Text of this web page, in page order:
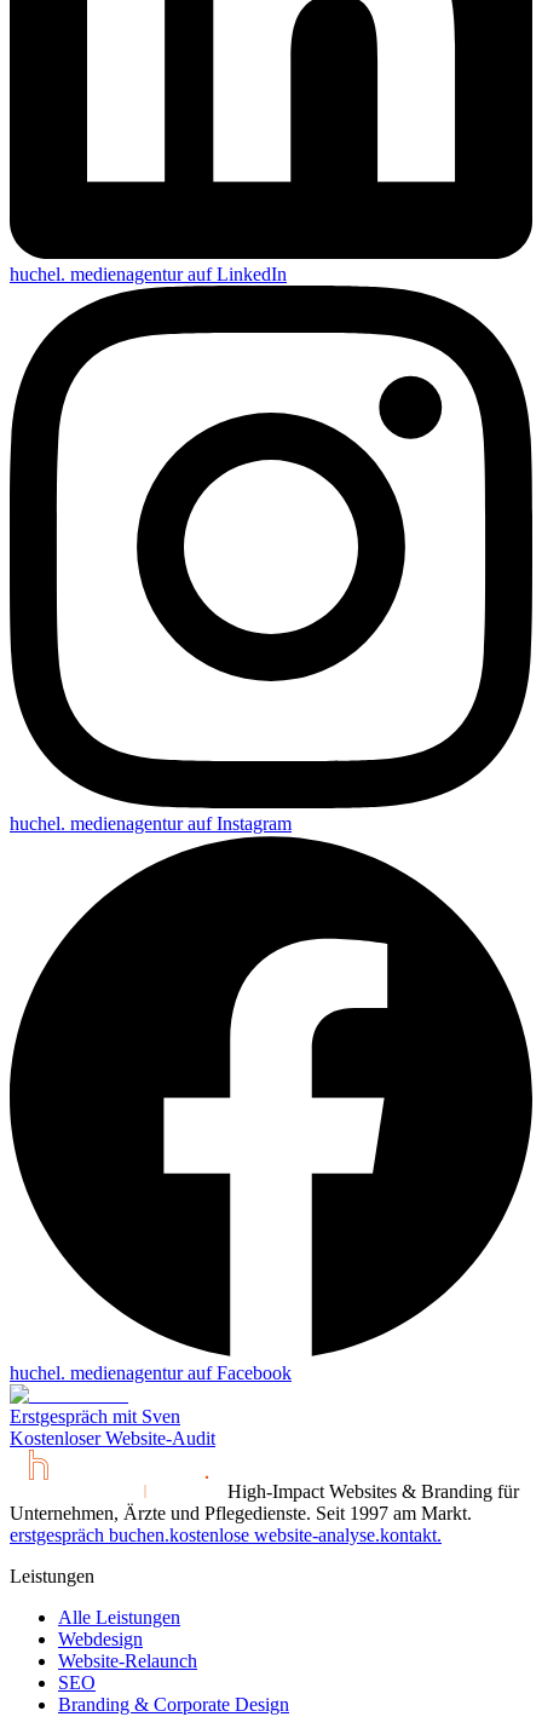
huchel. medienagentur aufLinkedIn
huchel. medienagentur aufInstagram
huchel. medienagentur aufFacebook
Erstgespräch mit Sven
Kostenloser Website-Audit
High-Impact Websites & Branding für
Unternehmen, Ärzte und Pflegedienste. Seit 1997 am Markt.
erstgespräch buchen.kostenlose website-analyse.kontakt.
Leistungen
Alle Leistungen
Webdesign
Website-Relaunch
SEO
Branding & Corporate Design